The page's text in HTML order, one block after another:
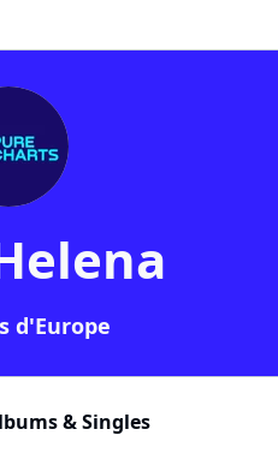
d'Europe
& Singles